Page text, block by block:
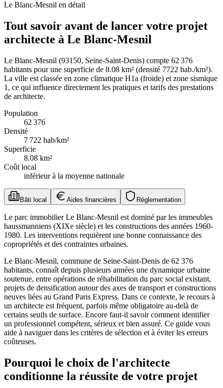
Le Blanc-Mesnil en détail
Tout savoir avant de lancer votre projet
architecte à Le Blanc-Mesnil
Le Blanc-Mesnil (93150, Seine-Saint-Denis) compte 62 376
habitants pour une superficie de 8.08 km² (densité 7722 hab./km²).
La ville est classée en zone climatique H1a (froide) et zone sismique
1, ce qui influence directement les pratiques et tarifs des prestations
de architecte.
Population
62 376
Densité
7 722 hab/km²
Superficie
8.08 km²
Coût local
inférieur à la moyenne nationale
Bâti local Aides financières Réglementation
Le parc immobilier Le Blanc-Mesnil est dominé par les immeubles
haussmanniens (XIXe siècle) et les constructions des années 1960-
1980. Les interventions requièrent une bonne connaissance des
copropriétés et des contraintes urbaines.
Le Blanc-Mesnil, commune de Seine-Saint-Denis de 62 376
habitants, connaît depuis plusieurs années une dynamique urbaine
soutenue, entre opérations de réhabilitation du parc social existant,
projets de densification autour des axes de transport et constructions
neuves liées au Grand Paris Express. Dans ce contexte, le recours à
un architecte est fréquent, parfois même obligatoire au-delà de
certains seuils de surface. Encore faut-il savoir comment identifier
un professionnel compétent, sérieux et bien assuré. Ce guide vous
aide à naviguer dans les critères de sélection et à éviter les erreurs
coûteuses.
Pourquoi le choix de l'architecte
conditionne la réussite de votre projet